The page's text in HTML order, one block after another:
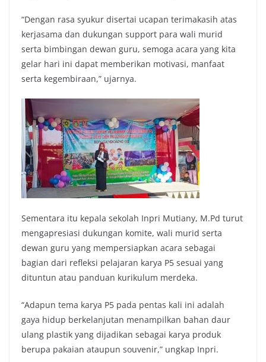
“Dengan rasa syukur disertai ucapan terimakasih atas
kerjasama dan dukungan support para wali murid
serta bimbingan dewan guru, semoga acara yang kita
gelar hari ini dapat memberikan motivasi, manfaat
serta kegembiraan,” ujarnya.
Sementara itu kepala sekolah Inpri Mutiany, M.Pd turut
mengapresiasi dukungan komite, wali murid serta
dewan guru yang mempersiapkan acara sebagai
bagian dari refleksi pelajaran karya P5 sesuai yang
dituntun atau panduan kurikulum merdeka.
“Adapun tema karya P5 pada pentas kali ini adalah
gaya hidup berkelanjutan menampilkan bahan daur
ulang plastik yang dijadikan sebagai karya produk
berupa pakaian ataupun souvenir,” ungkap Inpri.